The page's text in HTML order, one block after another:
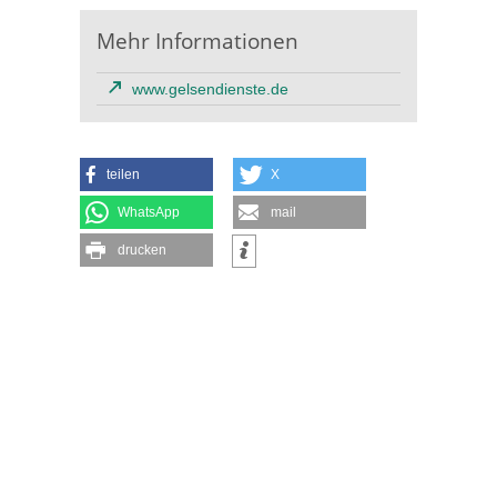
Mehr Informationen
www.gelsendienste.de
teilen X
WhatsApp mail
drucken